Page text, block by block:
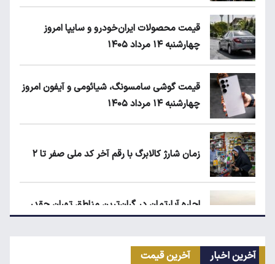
قیمت محصولات ایران‌خودرو و سایپا امروز
چهارشنبه ۱۴ مرداد ۱۴۰۵
قیمت گوشی سامسونگ، شیائومی و آیفون امروز
چهارشنبه ۱۴ مرداد ۱۴۰۵
زمان شارژ کالابرگ با رقم آخر کد ملی صفر تا ۲
اجاره آپارتمان در گران‌ترین مناطق تهران چقدر
است؟
آخرین اخبار آخرین قیمت